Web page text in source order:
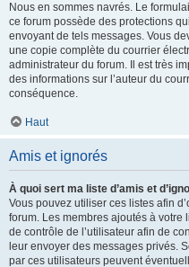
Nous en sommes navrés. Le
ce forum possède des protections
envoyant de tels messages. Vous
une copie complète du courrier
administrateur du forum. Il est très
des informations sur l’auteur du
conséquence.
Haut
Amis et ignorés
À quoi sert ma liste d’amis et
Vous pouvez utiliser ces listes afin
forum. Les membres ajoutés à votre
de contrôle de l’utilisateur afin de
leur envoyer des messages privés.
par ces utilisateurs peuvent